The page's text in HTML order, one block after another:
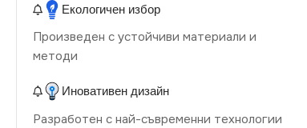
Екологичен избор
Произведен с устойчиви материали и
методи
Иновативен дизайн
Разработен с най-съвременни технологии